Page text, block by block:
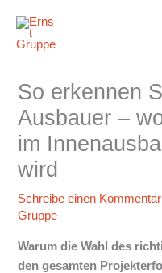
Inhalt
springen
So erkennen
Ausbauer –
im
wird
Schreibe einen Kommentar
Gruppe
Warum die Wahl des
den gesamten